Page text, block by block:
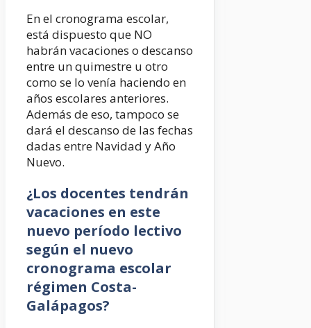
En el cronograma escolar,
está dispuesto que NO
habrán vacaciones o descanso
entre un quimestre u otro
como se lo venía haciendo en
años escolares anteriores.
Además de eso, tampoco se
dará el descanso de las fechas
dadas entre Navidad y Año
Nuevo.
¿Los docentes tendrán
vacaciones en este
nuevo período lectivo
según el nuevo
cronograma escolar
régimen Costa-
Galápagos?